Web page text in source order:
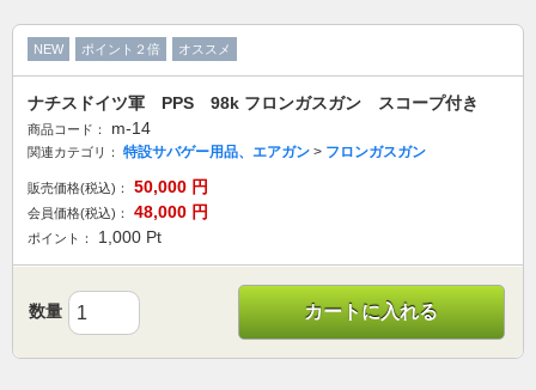
NEW ポイント２倍 オススメ
ナチスドイツ軍 PPS 98k フロンガスガン スコープ付き
商品コード： m-14
関連カテゴリ： 特設サバゲー用品、エアガン > フロンガスガン
販売価格(税込)： 50,000 円
会員価格(税込)： 48,000 円
ポイント： 1,000 Pt
数量 カートに入れる